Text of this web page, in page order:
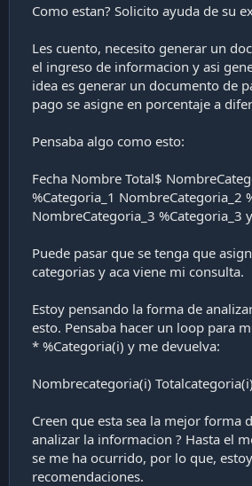
a
i
ó
n
Como estan? Solicito ayuda de su
Les cuento, necesito generar un
el ingreso de informacion y asi
idea es generar un documento de
pago se asigne en porcentaje a
Pensaba algo como esto:
Fecha Nombre Total$
%Categoria_1 NombreCategoria_2
NombreCategoria_3 %Categoria_3
Puede pasar que se tenga que
categorias y aca viene mi consulta.
Estoy pensando la forma de
esto. Pensaba hacer un loop para
* %Categoria(i) y me devuelva:
Nombrecategoria(i) Totalcategoria(i)
Creen que esta sea la mejor forma
analizar la informacion ? Hasta el
se me ha ocurrido, por lo que,
recomendaciones.